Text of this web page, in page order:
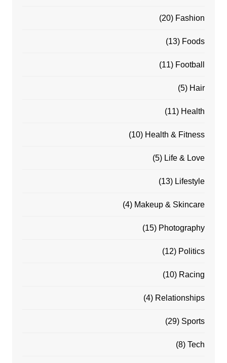
Fashion
(20)
Foods
(13)
Football
(11)
Hair
(5)
Health
(11)
Health & Fitness
(10)
Life & Love
(5)
Lifestyle
(13)
Makeup & Skincare
(4)
Photography
(15)
Politics
(12)
Racing
(10)
Relationships
(4)
Sports
(29)
Tech
(8)